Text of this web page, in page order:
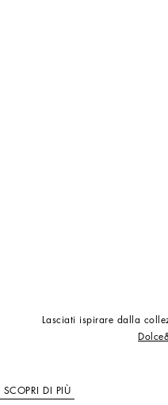
Lasciati ispirare dalla
SCOPRI DI PIÙ